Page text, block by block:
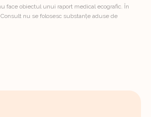
face obiectul unui raport medical ecografic. În
nu se folosesc substanțe aduse de